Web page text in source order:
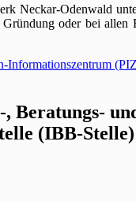
Neckar-Odenwald
Gründung oder bei allen
Informationszentrum
Beratungs-
(IBB-Stelle)